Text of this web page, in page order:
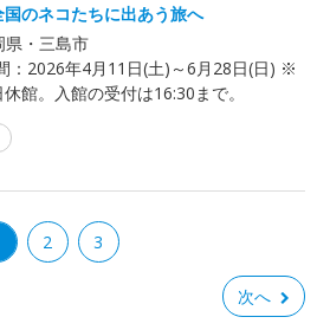
国のネコたちに出あう旅へ
県・三島市
： 2026年4月11日(土)～6月28日(日) ※
館。入館の受付は16:30まで。
2 3
次へ